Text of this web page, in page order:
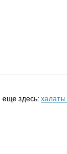
еще здесь: халаты